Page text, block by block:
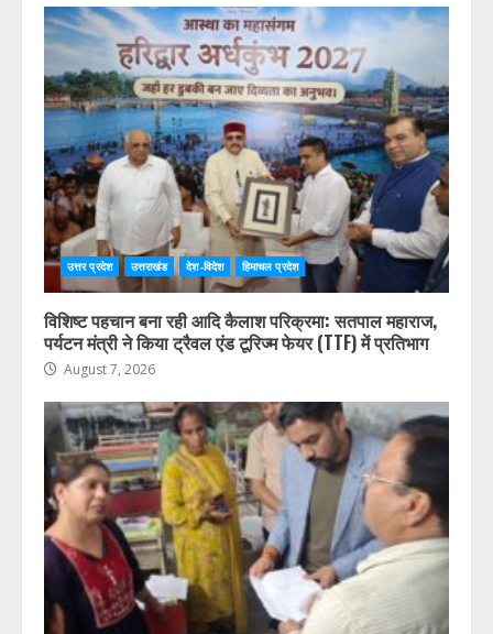
उत्तर प्रदेश उत्तराखंड देश-विदेश हिमाचल प्रदेश
विशिष्ट पहचान बना रही आदि कैलाश परिक्रमा: सतपाल महाराज,
पर्यटन मंत्री ने किया ट्रैवल एंड टूरिज्म फेयर (TTF) में प्रतिभाग
August 7, 2026